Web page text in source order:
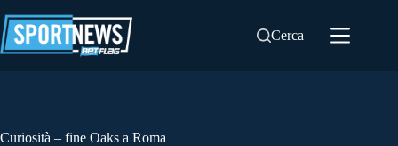
al
contenuto
Cerca
Curiosità – fine Oaks a Roma